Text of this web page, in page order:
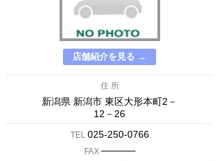
店舗紹介を見る →
住 所
新潟県 新潟市 東区大形本町2－
12－26
TEL 025-250-0766
FAX ─────